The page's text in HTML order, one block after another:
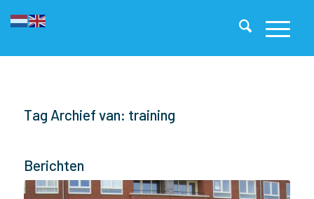
Tag Archief van: training
Berichten